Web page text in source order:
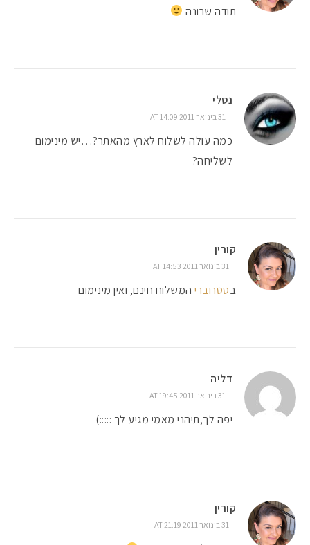
תודה שרונה
נטלי
31 בינואר 2011 AT 14:09
כמה עולה לשלוח לארץ מהאתר?…יש מינימום
לשליחה?
קורין
31 בינואר 2011 AT 14:53
בסטרוברי המשלוח חינם, ואין מינימום
דליה
31 בינואר 2011 AT 19:45
יפה לך,תיהני מאמי מגיע לך :::::)
קורין
31 בינואר 2011 AT 21:19